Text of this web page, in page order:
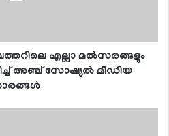
എല്ലാ മല്‍സരങ്ങളും
അഞ്ച് സോഷ്യല്‍ മീഡിയ